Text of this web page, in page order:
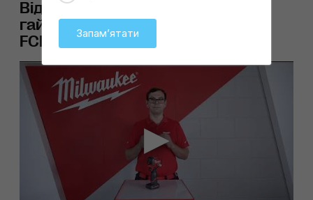
Відеоогляд: акумуляторний
гайковерт Milwaukee ½" M12
FCIWF12G3-502X
Запамʼятати